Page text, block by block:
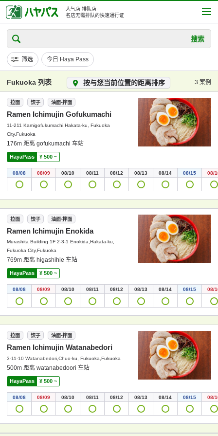
人气店·排队店·
名店无需排队的快速通行证
搜索
筛选 今日 Haya Pass
Fukuoka 列表 按与您当前位置的距离排序 3 案例
拉面 饺子 油面·拌面
Ramen Ichimujin Gofukumachi
11-211 Kamigofukumachi,Hakata-ku, Fukuoka
City,Fukuoka
176m 距离 gofukumachi 车站
HayaPass ¥ 500 ~
08/08 08/09 08/10 08/11 08/12 08/13 08/14 08/15 08/
拉面 饺子 油面·拌面
Ramen Ichimujin Enokida
Murashita Building 1F 2-3-1 Enokida,Hakata-ku,
Fukuoka City,Fukuoka
769m 距离 higashihie 车站
HayaPass ¥ 500 ~
08/08 08/09 08/10 08/11 08/12 08/13 08/14 08/15 08/
拉面 饺子 油面·拌面
Ramen Ichimujin Watanabedori
3-11-10 Watanabedori,Chuo-ku, Fukuoka,Fukuoka
500m 距离 watanabedoori 车站
HayaPass ¥ 500 ~
08/08 08/09 08/10 08/11 08/12 08/13 08/14 08/15 08/